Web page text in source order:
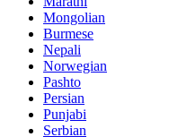
Mongolian
Burmese
Nepali
Norwegian
Pashto
Persian
Punjabi
Serbian